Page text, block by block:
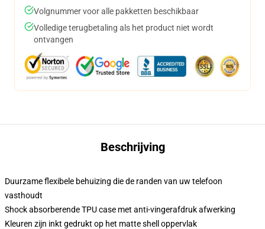
Volgnummer voor alle pakketten beschikbaar
Volledige terugbetaling als het product niet wordt
ontvangen
Beschrijving
Duurzame flexibele behuizing die de randen van uw telefoon
vasthoudt
Shock absorberende TPU case met anti-vingerafdruk afwerking
Kleuren zijn inkt gedrukt op het matte shell oppervlak